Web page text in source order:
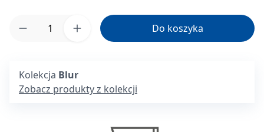
Ilość produktu: Wprowadź żądaną ilość
Do koszyka
Kolekcja Blur
Zobacz produkty z kolekcji